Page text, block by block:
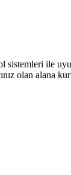
ile
olan alana